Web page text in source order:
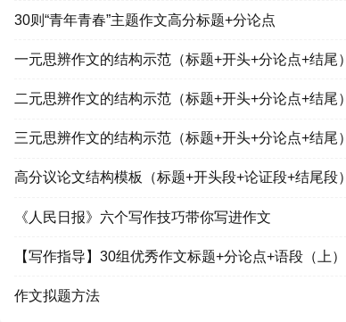
30则“青年青春”主题作文高分标题+分论点
一元思辨作文的结构示范（标题+开头+分论点+结尾）
二元思辨作文的结构示范（标题+开头+分论点+结尾）
三元思辨作文的结构示范（标题+开头+分论点+结尾）
高分议论文结构模板（标题+开头段+论证段+结尾段）
《人民日报》六个写作技巧带你写进作文
【写作指导】30组优秀作文标题+分论点+语段（上）
作文拟题方法